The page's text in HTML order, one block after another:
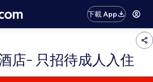
下載 App
店- 只招待成人入住